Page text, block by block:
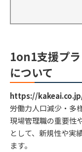
1on1支援プラ
について
https://
労働力人口減少・多
現場管理職の重要性
として、新規性や実
ます。